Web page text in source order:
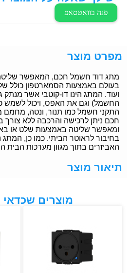
פנה בוואטסאפ
מפרט מוצר
מתג דוד חשמל חכם, המאפשר
בעולם באמצעות הסמארטפון כולל
ועוד. המתג הינו דו-קוטבי אשר
החשמל) וגם את האפס, ויכול לשמש
התקני חשמל כמו תנור, ונטה, מחמם
חכם ניתן לרכישה והרכבה ללא
ומאפשר שליטה באמצעות שלט או
בחיבור לראוטר הביתי. כמו כן,
האביזרים בתוך מגוון מערכות הבית
תיאור מוצר
מוצרים שכדאי